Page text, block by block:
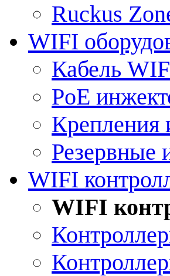
Ruckus
WIFI
Кабель
PoE
Крепления
Резервные
WIFI
WIFI